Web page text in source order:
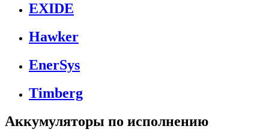
EXIDE
Hawker
EnerSys
Timberg
Аккумуляторы по исполнению